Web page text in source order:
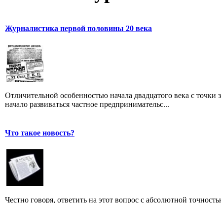
Журналистика первой половины 20 века
Отличительной особенностью начала двадцатого века с
начало развиваться частное предпринимательс...
Что такое новость?
Честно говоря, ответить на этот вопрос с абсолютной